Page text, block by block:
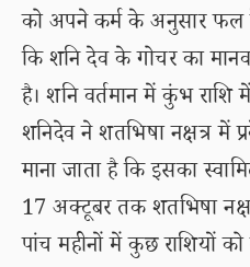
को अपने कर्म के अनुसार फल
कि शनि देव के गोचर का
है। शनि वर्तमान में कुंभ राशि
शनिदेव ने शतभिषा नक्षत्र में
माना जाता है कि इसका
17 अक्टूबर तक शतभिषा
पांच महीनों में कुछ राशियों